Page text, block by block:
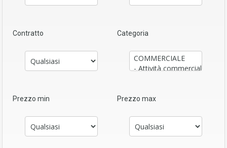
Contratto Categoria
Prezzo min Prezzo max